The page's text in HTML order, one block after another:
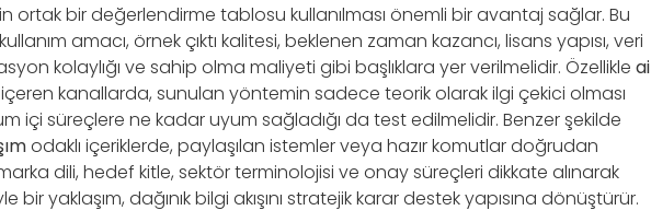
ortak bir değerlendirme tablosu kullanılması önemli bir avantaj sağlar. Bu
amacı, örnek çıktı kalitesi, beklenen zaman kazancı, lisans yapısı, veri
kolaylığı ve sahip olma maliyeti gibi başlıklara yer verilmelidir. Özellikle ai
kanallarda, sunulan yöntemin sadece teorik olarak ilgi çekici olması
içi süreçlere ne kadar uyum sağladığı da test edilmelidir. Benzer şekilde
odaklı içeriklerde, paylaşılan istemler veya hazır komutlar doğrudan
dili, hedef kitle, sektör terminolojisi ve onay süreçleri dikkate alınarak
bir yaklaşım, dağınık bilgi akışını stratejik karar destek yapısına dönüştürür.